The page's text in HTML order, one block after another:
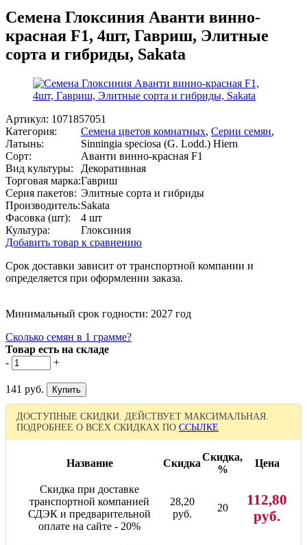
Семена Глоксиния Аванти винно-
красная F1, 4шт, Гавриш, Элитные
сорта и гибриды, Sakata
Артикул: 1071857051
Категория:
Семена цветов комнатных, Серии семян,
Латынь:
Sinningia speciosa (G. Lodd.) Hiern
Сорт:
Аванти винно-красная F1
Вид культуры:
Декоративная
Торговая марка:Гавриш
Серия пакетов: Элитные сорта и гибриды
Производитель:Sakata
Фасовка (шт):
4 шт
Культура:
Глоксиния
Добавить товар к сравнению
Срок доставки зависит от транспортной компании и
определяется при оформлении заказа.
Минимальный срок годности: 2027 год
Сколько семян в 1 грамме?
Товар есть на складе
-
+
141 руб.
ДОСТУПНЫЕ СКИДКИ. ДЕЙСТВУЕТ МАКСИМАЛЬНАЯ.
ПОДРОБНЕЕ О ВСЕХ СКИДКАХ ПО ССЫЛКЕ
Название Скидка
Скидка,
%
Цена
Скидка при доставке
транспортной компанией
СДЭК и предварительной
оплате на сайте - 20%
28,20
руб.
20
112,80
руб.